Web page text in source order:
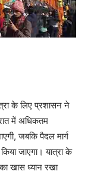
के लिए प्रशासन ने
में अधिकतम
जबकि पैदल मार्ग
जाएगा। यात्रा के
खास ध्यान रखा